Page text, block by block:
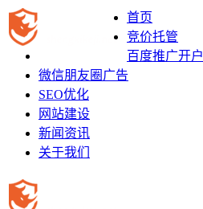
首页
竞价托管
百度推广开户
微信朋友圈广告
SEO优化
网站建设
新闻资讯
关于我们